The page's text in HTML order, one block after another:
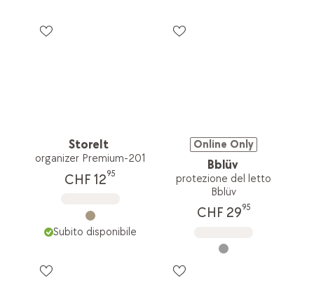
StoreIt
organizer Premium-201
CHF 1295
Subito disponibile
Online Only
Bblüv
protezione del letto
Bblüv
CHF 2995